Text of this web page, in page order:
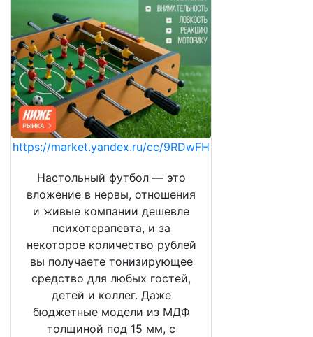
https://market.yandex.ru/cc/9RDwFH
Настольный футбол — это
вложение в нервы, отношения
и живые компании дешевле
психотерапевта, и за
некоторое количество рублей
вы получаете тонизирующее
средство для любых гостей,
детей и коллег. Даже
бюджетные модели из МДФ
толщиной под 15 мм, с